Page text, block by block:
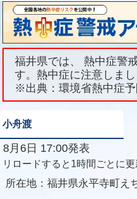
福井県では、 熱中症警
す。熱中症に注意しまし
※出典：環境省熱中症予
小舟渡
8月6日 17:00発表
リロードすると1時間ごとに更
所在地： 福井県永平寺町え